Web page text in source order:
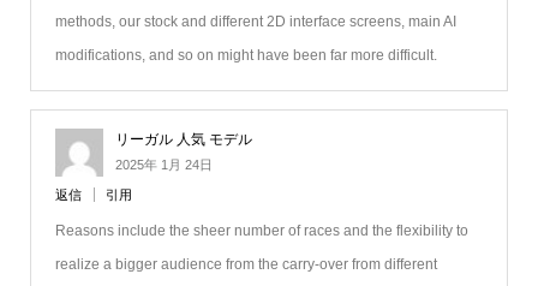
methods, our stock and different 2D interface screens, main AI
modifications, and so on might have been far more difficult.
リーガル 人気 モデル
2025年 1月 24日
返信 引用
Reasons include the sheer number of races and the flexibility to
realize a bigger audience from the carry-over from different